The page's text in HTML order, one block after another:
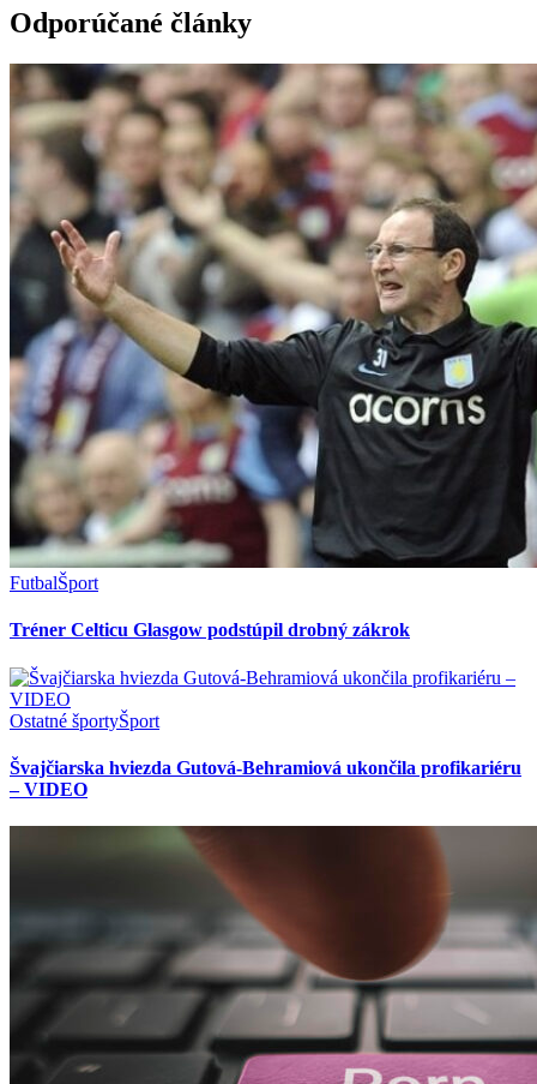
Odporúčané články
FutbalŠport
Tréner Celticu Glasgow podstúpil drobný zákrok
Ostatné športyŠport
Švajčiarska hviezda Gutová-Behramiová ukončila profikariéru
– VIDEO